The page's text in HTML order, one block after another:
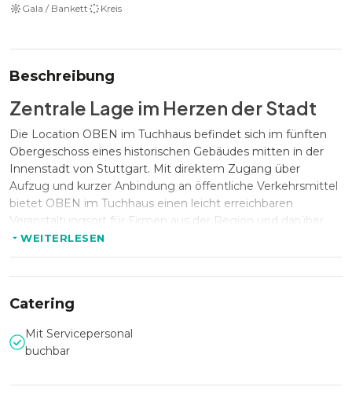
Gala / Bankett
Kreis
Beschreibung
Zentrale Lage im Herzen der Stadt
Die Location OBEN im Tuchhaus befindet sich im fünften
Obergeschoss eines historischen Gebäudes mitten in der
Innenstadt von Stuttgart. Mit direktem Zugang über
Aufzug und kurzer Anbindung an öffentliche Verkehrsmittel
bietet OBEN im Tuchhaus einen leicht erreichbaren
Veranstaltungsort für Firmen aus der Region und darüber
hinaus.
Kapazität & Größe der Location
m² im Innenbereich und eine angrenzende Dachterrasse
von ca. 130 m². Bei Events in der Gesamtnutzung bietet die
Raumaufteilung lassen sich sowohl Workshops und
WEITERLESEN
Catering
Mit Servicepersonal
buchbar